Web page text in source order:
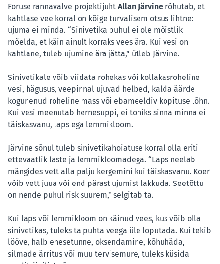
Foruse rannavalve projektijuht Allan Järvine rõhutab, et
kahtlase vee korral on kõige turvalisem otsus lihtne:
ujuma ei minda. “Sinivetika puhul ei ole mõistlik
mõelda, et käin ainult korraks vees ära. Kui vesi on
kahtlane, tuleb ujumine ära jätta,” ütleb Järvine.
Sinivetikale võib viidata rohekas või kollakasroheline
vesi, hägusus, veepinnal ujuvad helbed, kalda äärde
kogunenud roheline mass või ebameeldiv kopituse lõhn.
Kui vesi meenutab hernesuppi, ei tohiks sinna minna ei
täiskasvanu, laps ega lemmikloom.
Järvine sõnul tuleb sinivetikahoiatuse korral olla eriti
ettevaatlik laste ja lemmikloomadega. “Laps neelab
mängides vett alla palju kergemini kui täiskasvanu. Koer
võib vett juua või end pärast ujumist lakkuda. Seetõttu
on nende puhul risk suurem,” selgitab ta.
Kui laps või lemmikloom on käinud vees, kus võib olla
sinivetikas, tuleks ta puhta veega üle loputada. Kui tekib
lööve, halb enesetunne, oksendamine, kõhuhäda,
silmade ärritus või muu tervisemure, tuleks küsida